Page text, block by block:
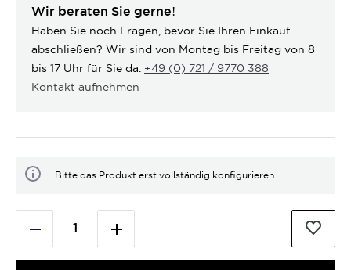
Wir beraten Sie gerne!
Haben Sie noch Fragen, bevor Sie Ihren Einkauf
abschließen? Wir sind von Montag bis Freitag von 8
bis 17 Uhr für Sie da. +49 (0) 721 / 9770 388
Kontakt aufnehmen
Bitte das Produkt erst vollständig konfigurieren.